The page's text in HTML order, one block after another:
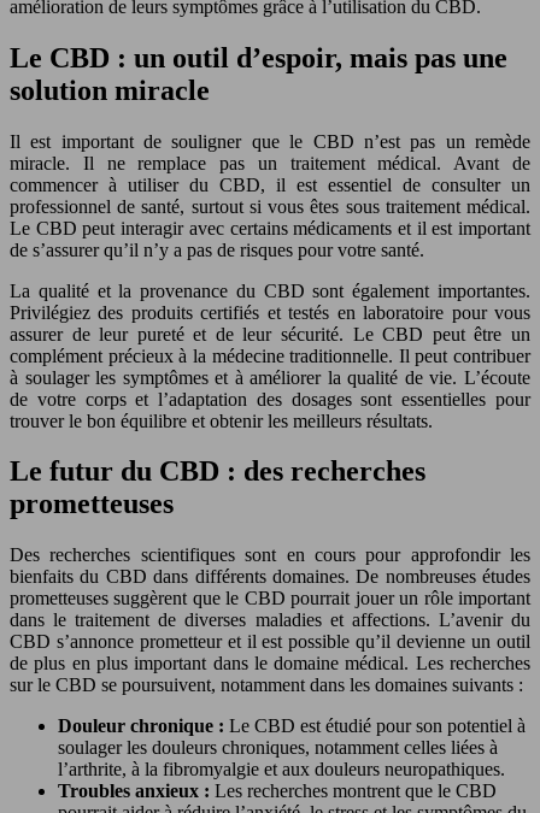
amélioration de leurs symptômes grâce à l’utilisation du CBD.
Le CBD : un outil d’espoir, mais pas une
solution miracle
Il est important de souligner que le CBD n’est pas un remède
miracle. Il ne remplace pas un traitement médical. Avant de
commencer à utiliser du CBD, il est essentiel de consulter un
professionnel de santé, surtout si vous êtes sous traitement médical.
Le CBD peut interagir avec certains médicaments et il est important
de s’assurer qu’il n’y a pas de risques pour votre santé.
La qualité et la provenance du CBD sont également importantes.
Privilégiez des produits certifiés et testés en laboratoire pour vous
assurer de leur pureté et de leur sécurité. Le CBD peut être un
complément précieux à la médecine traditionnelle. Il peut contribuer
à soulager les symptômes et à améliorer la qualité de vie. L’écoute
de votre corps et l’adaptation des dosages sont essentielles pour
trouver le bon équilibre et obtenir les meilleurs résultats.
Le futur du CBD : des recherches
prometteuses
Des recherches scientifiques sont en cours pour approfondir les
bienfaits du CBD dans différents domaines. De nombreuses études
prometteuses suggèrent que le CBD pourrait jouer un rôle important
dans le traitement de diverses maladies et affections. L’avenir du
CBD s’annonce prometteur et il est possible qu’il devienne un outil
de plus en plus important dans le domaine médical. Les recherches
sur le CBD se poursuivent, notamment dans les domaines suivants :
Douleur chronique : Le CBD est étudié pour son potentiel à
soulager les douleurs chroniques, notamment celles liées à
l’arthrite, à la fibromyalgie et aux douleurs neuropathiques.
Troubles anxieux : Les recherches montrent que le CBD